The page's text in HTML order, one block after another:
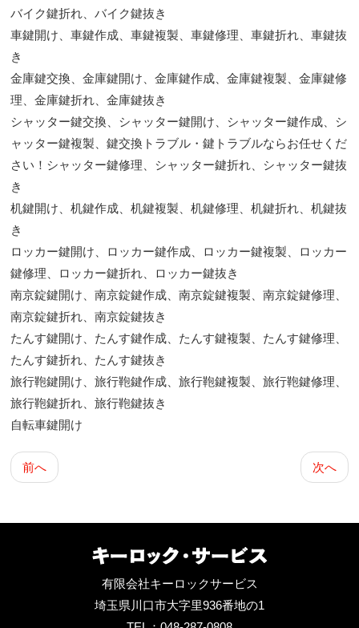
バイク鍵折れ、バイク鍵抜き
車鍵開け、車鍵作成、車鍵複製、車鍵修理、車鍵折れ、車鍵抜
き
金庫鍵交換、金庫鍵開け、金庫鍵作成、金庫鍵複製、金庫鍵修
理、金庫鍵折れ、金庫鍵抜き
シャッター鍵交換、シャッター鍵開け、シャッター鍵作成、シ
ャッター鍵複製、鍵交換トラブル・鍵トラブルならお任せくだ
さい！シャッター鍵修理、シャッター鍵折れ、シャッター鍵抜
き
机鍵開け、机鍵作成、机鍵複製、机鍵修理、机鍵折れ、机鍵抜
き
ロッカー鍵開け、ロッカー鍵作成、ロッカー鍵複製、ロッカー
鍵修理、ロッカー鍵折れ、ロッカー鍵抜き
南京錠鍵開け、南京錠鍵作成、南京錠鍵複製、南京錠鍵修理、
南京錠鍵折れ、南京錠鍵抜き
たんす鍵開け、たんす鍵作成、たんす鍵複製、たんす鍵修理、
たんす鍵折れ、たんす鍵抜き
旅行鞄鍵開け、旅行鞄鍵作成、旅行鞄鍵複製、旅行鞄鍵修理、
旅行鞄鍵折れ、旅行鞄鍵抜き
自転車鍵開け
前へ 次へ
有限会社キーロックサービス
埼玉県川口市大字里936番地の1